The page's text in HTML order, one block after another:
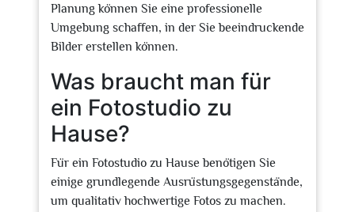
Planung können Sie eine professionelle
Umgebung schaffen, in der Sie beeindruckende
Bilder erstellen können.
Was braucht man für
ein Fotostudio zu
Hause?
Für ein Fotostudio zu Hause benötigen Sie
einige grundlegende Ausrüstungsgegenstände,
um qualitativ hochwertige Fotos zu machen.